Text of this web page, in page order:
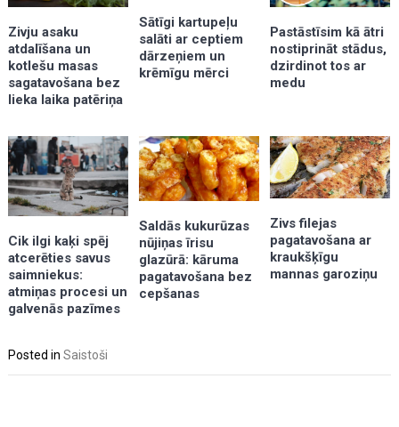
Zivju asaku
atdalīšana un
kotlešu masas
sagatavošana bez
lieka laika patēriņa
Sātīgi kartupeļu
salāti ar ceptiem
dārzeņiem un
krēmīgu mērci
Pastāstīsim kā ātri
nostiprināt stādus,
dzirdinot tos ar
medu
Cik ilgi kaķi spēj
atcerēties savus
saimniekus:
atmiņas procesi un
galvenās pazīmes
Saldās kukurūzas
nūjiņas īrisu
glazūrā: kāruma
pagatavošana bez
cepšanas
Zivs filejas
pagatavošana ar
kraukšķīgu
mannas garoziņu
Posted inSaistoši